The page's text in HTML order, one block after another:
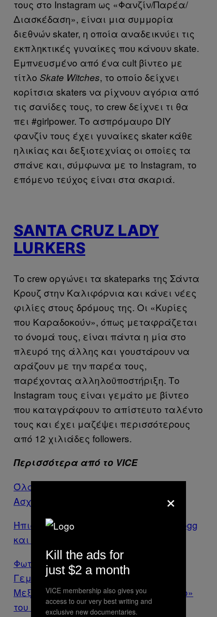
τους στο Instagram ως «Φανζίν/Παρέα/
Διασκέδαση», είναι μια συμμορία
διεθνών skater, η οποία αναδεικνύει τις
εκπληκτικές γυναίκες που κάνουν skate.
Εμπνευσμένο από ένα cult βίντεο με
τίτλο Skate Witches, το οποίο δείχνει
κορίτσια skaters να ρίχνουν αγόρια από
τις σανίδες τους, το crew δείχνει τι θα
πει #girlpower. Το ασπρόμαυρο DIY
φανζίν τους έχει γυναίκες skater κάθε
ηλικίας και δεξιοτεχνίας οι οποίες τα
σπάνε και, σύμφωνα με το Instagram, το
επόμενο τεύχος είναι στα σκαριά.
SANTA CRUZ LADY
LURKERS
Το crew οργώνει τα skateparks της Σάντα
Κρουζ στην Καλιφόρνια και κάνει νέες
φιλίες στους δρόμους της. Οι «Κυρίες
που Καραδοκούν», όπως μεταφράζεται
το όνομά τους, είναι πάντα η μία στο
πλευρό της άλλης και γουστάρουν να
αράζουν με την παρέα τους,
παρέχοντας αλληλοϋποστήριξη. Το
Instagram τους είναι γεμάτο με βίντεο
που καταγράφουν το απίστευτο ταλέντο
τους και έχει μαζέψει περισσότερους
από 12 χιλιάδες followers.
Περισσότερα από το VICE
Όλα όσα θα Γίνουν Όταν ο Τραμπ
Ασχοληθεί Σοβαρά με την Ελλάδα
Ήπιαμε «Gin & Juice» με τον Snoop Dogg
και Μιλήσαμε για τα Πάντα
Φωτογραφίσαμε τις Φτωχές και
Γεμάτες Ναρκωτικά Γειτονιές του
Μεξικού Πριν τον «Οικονομικό Πόλεμο»
του Τραμπ
×
Kill the ads for
just $2 a month
VICE membership also gives you
access to our very best writing and
exclusive new documentaries.